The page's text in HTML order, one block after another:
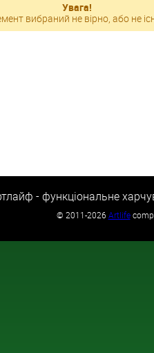
Увага!
вибраний не вірно, або не
- функціональне
© 2011-2026 Artlife